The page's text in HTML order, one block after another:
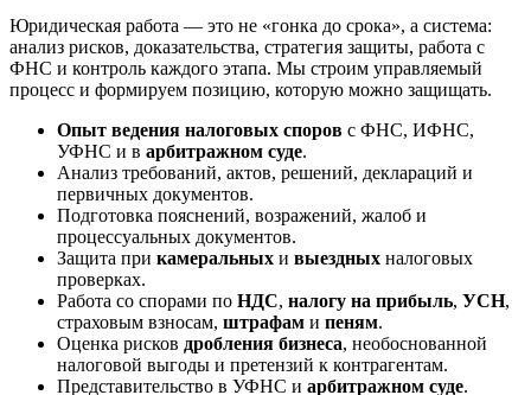
Юридическая работа — это не «гонка до срока», а система:
анализ рисков, доказательства, стратегия защиты, работа с
ФНС и контроль каждого этапа. Мы строим управляемый
процесс и формируем позицию, которую можно защищать.
Опыт ведения налоговых споров с ФНС, ИФНС,
УФНС и в арбитражном суде.
Анализ требований, актов, решений, деклараций и
первичных документов.
Подготовка пояснений, возражений, жалоб и
процессуальных документов.
Защита при камеральных и выездных налоговых
проверках.
Работа со спорами по НДС, налогу на прибыль, УСН,
страховым взносам, штрафам и пеням.
Оценка рисков дробления бизнеса, необоснованной
налоговой выгоды и претензий к контрагентам.
Представительство в УФНС и арбитражном суде.